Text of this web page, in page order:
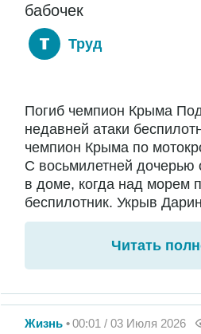
бабочек
Труд
Погиб чемпион Крыма
недавней атаки
чемпион Крыма по
С восьмилетней дочерью
в доме, когда над морем
беспилотник. Укрыв
Читать
Жизнь 00:01 / 03 Июля 2026